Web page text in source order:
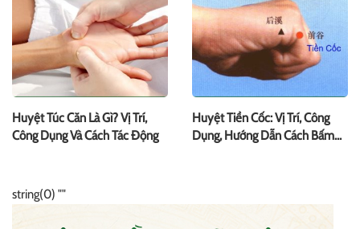
Huyệt Túc Căn Là Gì? Vị Trí,
Công Dụng Và Cách Tác Động
Huyệt Tiền Cốc: Vị Trí, Công
Dụng, Hướng Dẫn Cách Bấm
string(0) ""